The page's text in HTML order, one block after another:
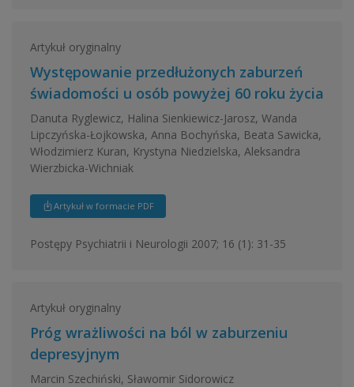
Artykuł oryginalny
Występowanie przedłużonych zaburzeń
świadomości u osób powyżej 60 roku życia
Danuta Ryglewicz, Halina Sienkiewicz-Jarosz, Wanda
Lipczyńska-Łojkowska, Anna Bochyńska, Beata Sawicka,
Włodzimierz Kuran, Krystyna Niedzielska, Aleksandra
Wierzbicka-Wichniak
Artykuł w formacie PDF
Postępy Psychiatrii i Neurologii 2007; 16 (1): 31-35
Artykuł oryginalny
Próg wrażliwości na ból w zaburzeniu
depresyjnym
Marcin Szechiński, Sławomir Sidorowicz